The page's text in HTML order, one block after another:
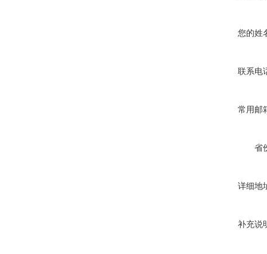
您的姓
联系电
常用邮
省
详细地
补充说